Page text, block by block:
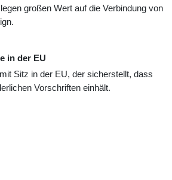
großen Wert auf die Verbindung von
in der EU
Sitz in der EU, der sicherstellt, dass
Vorschriften einhält.